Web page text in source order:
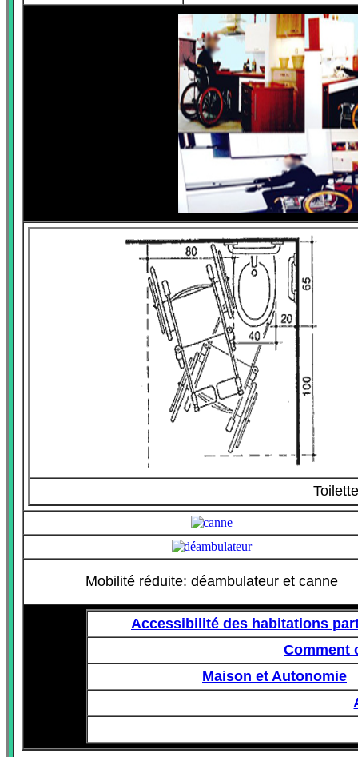
Mobilité réduite: déambulateur et canne
Accessibilité des habitations
Comment
Maison et Autonomie